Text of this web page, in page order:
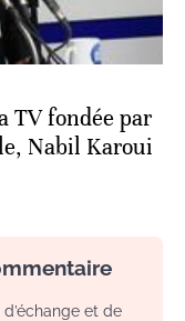
TV fondée par
Nabil Karoui
et de